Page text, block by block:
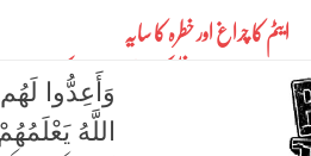
ایٹم کا چراغ اور خطرہ کا سایہ
تیل،تلواراورتدبر:خلیج کی بدلتی بساط پرپاکستان
ایٹم کا نیا افق: طاقت، سیاست اور مشرقِ وسطیٰ
وَأَعِدُّوا
اللَّهُ